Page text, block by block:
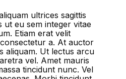
ultrices sagittis
ut eu sem integer vitae
Etiam erat velit
a. At auctor
aliquam. Ut lectus arcu
vel. Amet mauris
tincidunt nunc. Vel